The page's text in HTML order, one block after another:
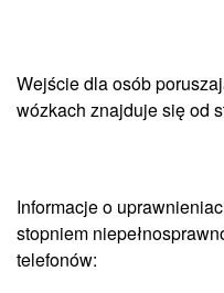
Wejście dla osób
wózkach znajduje się od
Informacje o
stopniem
telefonów: